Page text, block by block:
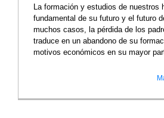
La formación y estudios de nuestros
fundamental de su futuro y el futuro
muchos casos, la pérdida de los
traduce en un abandono de su
motivos económicos en su mayor